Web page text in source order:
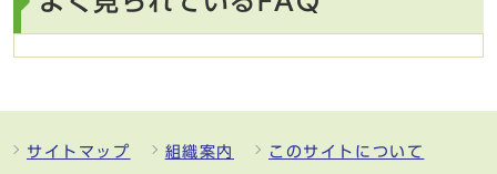
サイトマップ 組織案内 このサイトについて